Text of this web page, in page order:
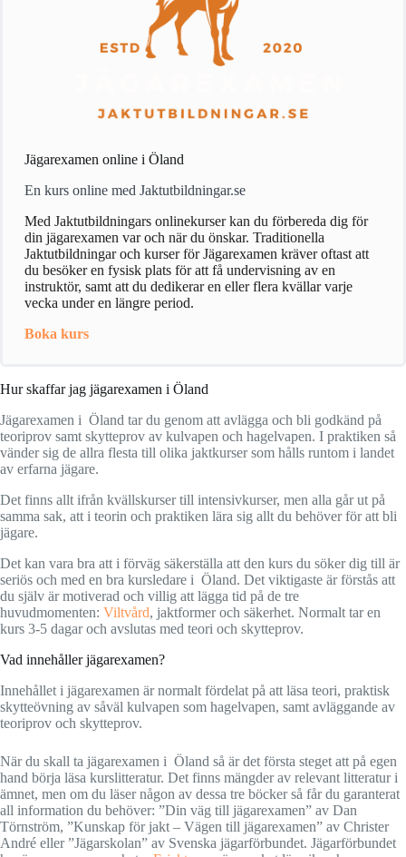
Jägarexamen online i Öland
En kurs online med Jaktutbildningar.se
Med Jaktutbildningars onlinekurser kan du förbereda dig för
din jägarexamen var och när du önskar. Traditionella
Jaktutbildningar och kurser för Jägarexamen kräver oftast att
du besöker en fysisk plats för att få undervisning av en
instruktör, samt att du dedikerar en eller flera kvällar varje
vecka under en längre period.
Boka kurs
Hur skaffar jag jägarexamen i Öland
Jägarexamen i Öland tar du genom att avlägga och bli godkänd på
teoriprov samt skytteprov av kulvapen och hagelvapen. I praktiken så
vänder sig de allra flesta till olika jaktkurser som hålls runtom i landet
av erfarna jägare.
Det finns allt ifrån kvällskurser till intensivkurser, men alla går ut på
samma sak, att i teorin och praktiken lära sig allt du behöver för att bli
jägare.
Det kan vara bra att i förväg säkerställa att den kurs du söker dig till är
seriös och med en bra kursledare i Öland. Det viktigaste är förstås att
du själv är motiverad och villig att lägga tid på de tre
huvudmomenten: Viltvård, jaktformer och säkerhet. Normalt tar en
kurs 3-5 dagar och avslutas med teori och skytteprov.
Vad innehåller jägarexamen?
Innehållet i jägarexamen är normalt fördelat på att läsa teori, praktisk
skytteövning av såväl kulvapen som hagelvapen, samt avläggande av
teoriprov och skytteprov.
När du skall ta jägarexamen i Öland så är det första steget att på egen
hand börja läsa kurslitteratur. Det finns mängder av relevant litteratur i
ämnet, men om du läser någon av dessa tre böcker så får du garanterat
all information du behöver: ”Din väg till jägarexamen” av Dan
Törnström, ”Kunskap för jakt – Vägen till jägarexamen” av Christer
André eller ”Jägarskolan” av Svenska jägarförbundet. Jägarförbundet